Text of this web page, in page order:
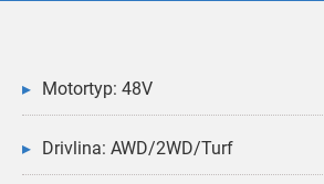
Motortyp: 48V
Drivlina: AWD/2WD/Turf